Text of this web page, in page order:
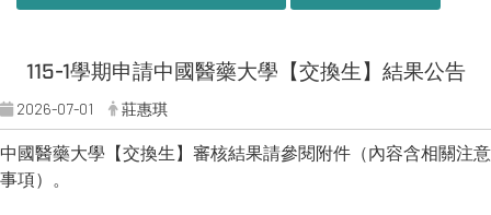
115-1學期申請中國醫藥大學【交換生】結果公告
2026-07-01 莊惠琪
中國醫藥大學【交換生】審核結果請參閱附件（內容含相關注意
事項）。